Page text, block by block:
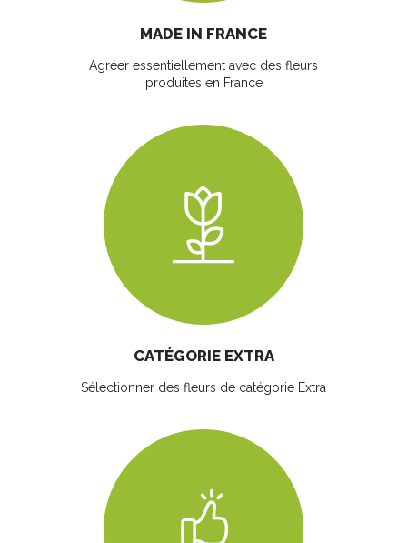
MADE IN FRANCE
Agréer essentiellement avec des fleurs
produites en France
CATÉGORIE EXTRA
Sélectionner des fleurs de catégorie Extra